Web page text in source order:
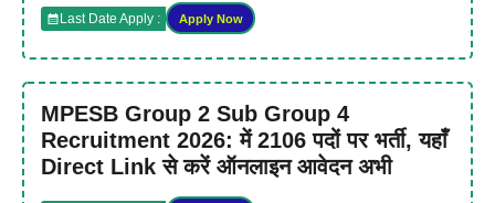
Last Date Apply : Apply Now
MPESB Group 2 Sub Group 4
Recruitment 2026: में 2106 पदों पर भर्ती, यहाँ
Direct Link से करें ऑनलाइन आवेदन अभी